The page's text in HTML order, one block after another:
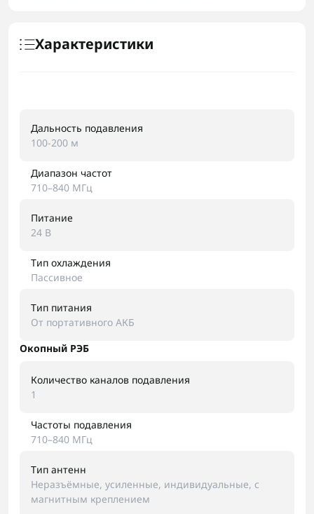
Характеристики
Дальность подавления
100-200 м
Диапазон частот
710–840 МГц
Питание
24 В
Тип охлаждения
Пассивное
Тип питания
От портативного АКБ
Окопный РЭБ
Количество каналов подавления
1
Частоты подавления
710–840 МГц
Тип антенн
Неразъёмные, усиленные, индивидуальные, с
магнитным креплением